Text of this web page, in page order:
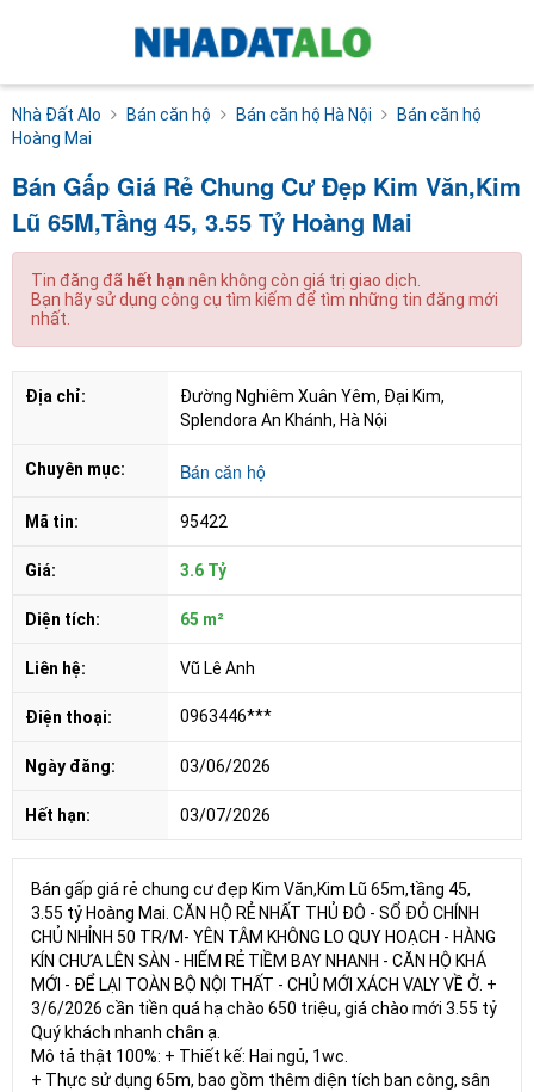
Nhà Đất Alo Bán căn hộ Bán căn hộ Hà Nội
Bán căn hộ
Hoàng Mai
Bán Gấp Giá Rẻ Chung Cư Đẹp Kim Văn,Kim
Lũ 65M,Tầng 45, 3.55 Tỷ Hoàng Mai
Tin đăng đã hết hạn nên không còn giá trị giao dịch.
Bạn hãy sử dụng công cụ tìm kiếm để tìm những tin đăng mới
nhất.
Địa chỉ:
Đường Nghiêm Xuân Yêm, Đại Kim,
Splendora An Khánh, Hà Nội
Chuyên mục: Bán căn hộ
Mã tin: 95422
Giá: 3.6 Tỷ
Diện tích: 65 m²
Liên hệ: Vũ Lê Anh
Điện thoại: 0963446***
Ngày đăng: 03/06/2026
Hết hạn: 03/07/2026
Bán gấp giá rẻ chung cư đẹp Kim Văn,Kim Lũ 65m,tầng 45,
3.55 tỷ Hoàng Mai. CĂN HỘ RẺ NHẤT THỦ ĐÔ - SỔ ĐỎ CHÍNH
CHỦ NHỈNH 50 TR/M- YÊN TÂM KHÔNG LO QUY HOẠCH - HÀNG
KÍN CHƯA LÊN SÀN - HIẾM RẺ TIỀM BAY NHANH - CĂN HỘ KHÁ
MỚI - ĐỂ LẠI TOÀN BỘ NỘI THẤT - CHỦ MỚI XÁCH VALY VỀ Ở. +
3/6/2026 cần tiền quá hạ chào 650 triệu, giá chào mới 3.55 tỷ
Quý khách nhanh chân ạ.
Mô tả thật 100%: + Thiết kế: Hai ngủ, 1wc.
+ Thực sử dụng 65m, bao gồm thêm diện tích ban công, sân